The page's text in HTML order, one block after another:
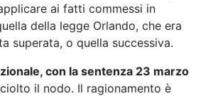
ai fatti commessi in
della legge Orlando, che era
superata, o quella successiva.
con la sentenza 23 marzo
il nodo. Il ragionamento è